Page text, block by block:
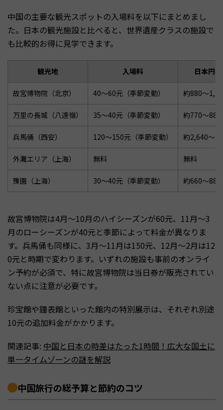
中国の主要な観光スポットの入場料を以下にまとめまし
た。日本の観光施設と比べると、世界遺産クラスの施設で
も比較的お得に見学できます。
観光地 入場料 日本円
故宮博物院（北京） 40〜60元（季節変動） 約880〜
万里の長城（八達嶺） 35〜40元（季節変動） 約770〜880
兵馬俑（西安） 120〜150元（季節変動） 約2,640〜
外灘エリア（上海） 無料 無料
豫園（上海） 30〜40元（季節変動） 約660〜880
故宮博物院は4月〜10月のハイシーズンが60元、11月〜3
月のローシーズンが40元と季節によって料金が異なりま
す。兵馬俑も同様に、3月〜11月は150元、12月〜2月は12
0元と時期で変わります。いずれの施設も事前のオンライ
ン予約が必須で、特に故宮博物院は当日券が販売されてい
ない点に注意が必要です。
珍宝館や鐘表館といった館内の特別展示は、それぞれ別途
10元の追加料金がかかります。
関連記事: 中国と日本の時差はたった1時間！広大な国土に
単一タイムゾーンの謎を解説
中国旅行の総予算と節約のコツ